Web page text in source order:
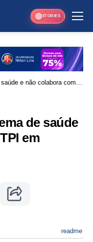
STORIES
e não colabora com
de saúde
em
readme